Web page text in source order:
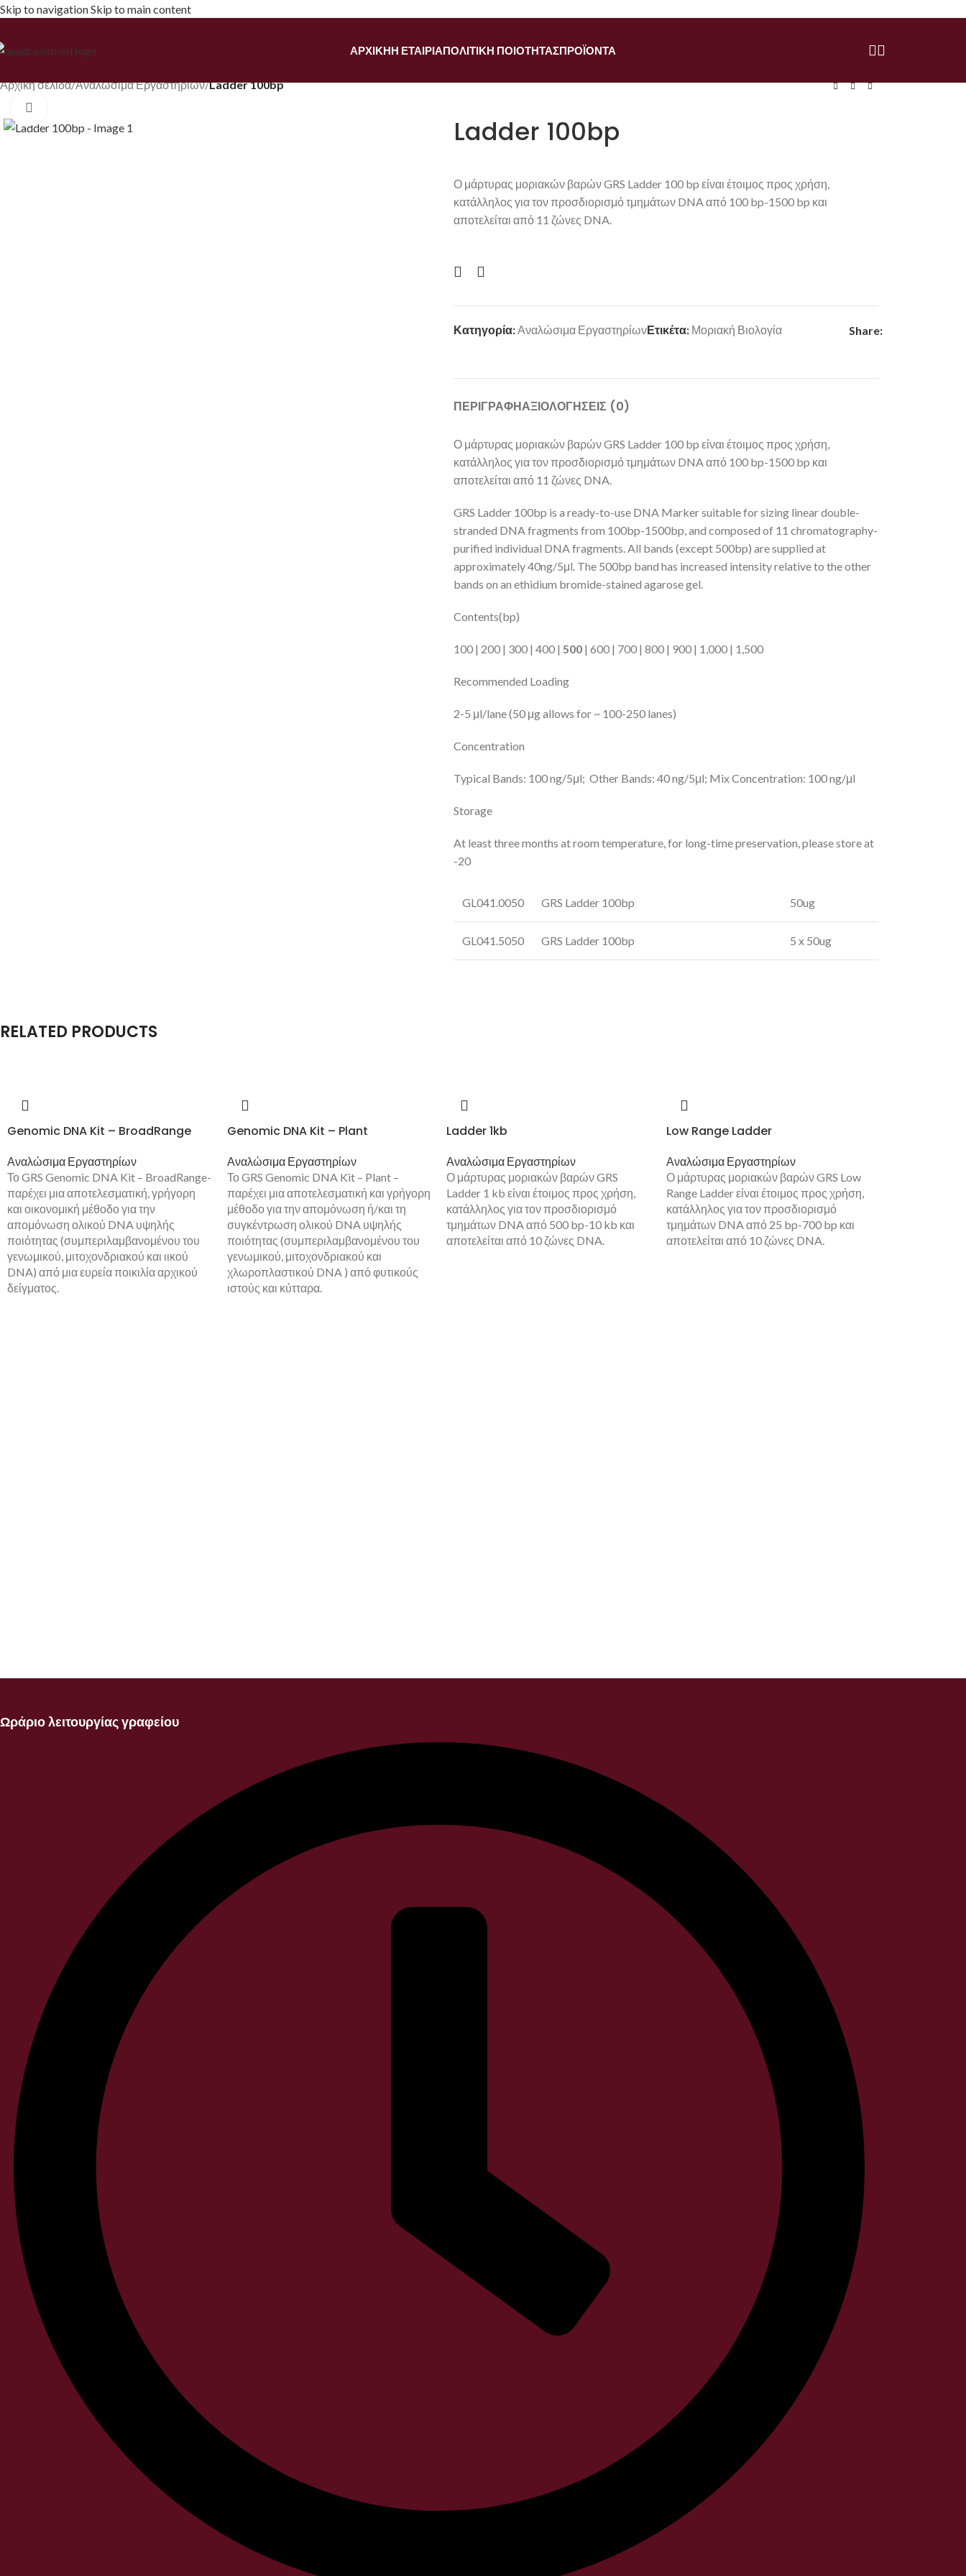
Skip to navigationSkip to main content
ΑΡΧΙΚΉΗ ΕΤΑΙΡΊΑΠΟΛΙΤΙΚΉ ΠΟΙΌΤΗΤΑΣΠΡΟΪΌΝΤΑ
Αρχική σελίδα/Αναλώσιμα Εργαστηρίων/Ladder 100bp
Ladder 100bp
Ο μάρτυρας μοριακών βαρών GRS Ladder 100 bp είναι έτοιμος προς χρήση,
κατάλληλος για τον προσδιορισμό τμημάτων DNA από 100 bp-1500 bp και
αποτελείται από 11 ζώνες DNA.
Κατηγορία: Αναλώσιμα ΕργαστηρίωνΕτικέτα: Μοριακή Βιολογία Share:
ΠΕΡΙΓΡΑΦΉΑΞΙΟΛΟΓΉΣΕΙΣ (0)
Ο μάρτυρας μοριακών βαρών GRS Ladder 100 bp είναι έτοιμος προς χρήση,
κατάλληλος για τον προσδιορισμό τμημάτων DNA από 100 bp-1500 bp και
αποτελείται από 11 ζώνες DNA.
GRS Ladder 100bp is a ready-to-use DNA Marker suitable for sizing linear double-
stranded DNA fragments from 100bp-1500bp, and composed of 11 chromatography-
purified individual DNA fragments. All bands (except 500bp) are supplied at
approximately 40ng/5μl. The 500bp band has increased intensity relative to the other
bands on an ethidium bromide-stained agarose gel.
Contents(bp)
100 | 200 | 300 | 400 | 500 | 600 | 700 | 800 | 900 | 1,000 | 1,500
Recommended Loading
2-5 μl/lane (50 μg allows for ~ 100-250 lanes)
Concentration
Typical Bands: 100 ng/5μl; Other Bands: 40 ng/5μl; Mix Concentration: 100 ng/μl
Storage
At least three months at room temperature, for long-time preservation, please store at
-20
GL041.0050 GRS Ladder 100bp 50ug
GL041.5050 GRS Ladder 100bp 5 x 50ug
RELATED PRODUCTS
Genomic DNA Kit – BroadRange
Αναλώσιμα Εργαστηρίων
Το GRS Genomic DNA Kit – BroadRange-
παρέχει μια αποτελεσματική, γρήγορη
και οικονομική μέθοδο για την
απομόνωση ολικού DNA υψηλής
ποιότητας (συμπεριλαμβανομένου του
γενωμικού, μιτοχονδριακού και ιικού
DNA) από μια ευρεία ποικιλία αρχικού
δείγματος.
Genomic DNA Kit – Plant
Αναλώσιμα Εργαστηρίων
Το GRS Genomic DNA Kit – Plant –
παρέχει μια αποτελεσματική και γρήγορη
μέθοδο για την απομόνωση ή/και τη
συγκέντρωση ολικού DNA υψηλής
ποιότητας (συμπεριλαμβανομένου του
γενωμικού, μιτοχονδριακού και
χλωροπλαστικού DNA ) από φυτικούς
ιστούς και κύτταρα.
Ladder 1kb
Αναλώσιμα Εργαστηρίων
Ο μάρτυρας μοριακών βαρών GRS
Ladder 1 kb είναι έτοιμος προς χρήση,
κατάλληλος για τον προσδιορισμό
τμημάτων DNA από 500 bp-10 kb και
αποτελείται από 10 ζώνες DNA.
Low Range Ladder
Αναλώσιμα Εργαστηρίων
Ο μάρτυρας μοριακών βαρών GRS Low
Range Ladder είναι έτοιμος προς χρήση,
κατάλληλος για τον προσδιορισμό
τμημάτων DNA από 25 bp-700 bp και
αποτελείται από 10 ζώνες DNA.
Ωράριο λειτουργίας γραφείου